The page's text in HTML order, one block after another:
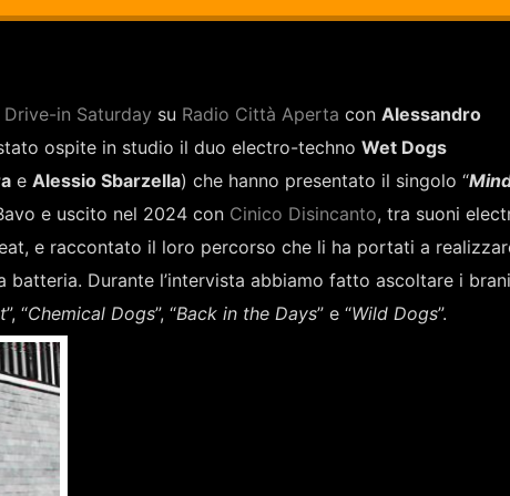
Drive-in Saturday su Radio Città Aperta con Alessandro
ospite in studio il duo electro-techno Wet Dogs
e Alessio Sbarzella) che hanno presentato il singolo “
e uscito nel 2024 con Cinico Disincanto, tra suoni
e raccontato il loro percorso che li ha portati a
batteria. Durante l’intervista abbiamo fatto ascoltare i
”, “Chemical Dogs”, “Back in the Days” e “Wild Dogs”.